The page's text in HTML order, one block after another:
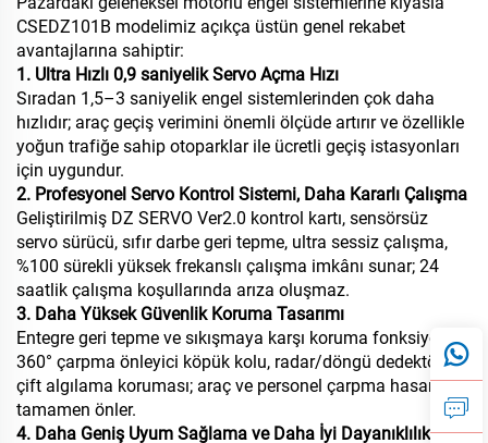
CSEDZ101B modelimiz açıkça üstün genel rekabet
avantajlarına sahiptir:
1. Ultra Hızlı 0,9 saniyelik Servo Açma Hızı
Sıradan 1,5–3 saniyelik engel sistemlerinden çok daha
hızlıdır; araç geçiş verimini önemli ölçüde artırır ve özellikle
yoğun trafiğe sahip otoparklar ile ücretli geçiş istasyonları
için uygundur.
2. Profesyonel Servo Kontrol Sistemi, Daha Kararlı Çalışma
Geliştirilmiş DZ SERVO Ver2.0 kontrol kartı, sensörsüz
servo sürücü, sıfır darbe geri tepme, ultra sessiz çalışma,
%100 sürekli yüksek frekanslı çalışma imkânı sunar; 24
saatlik çalışma koşullarında arıza oluşmaz.
3. Daha Yüksek Güvenlik Koruma Tasarımı
Entegre geri tepme ve sıkışmaya karşı koruma fonksiyonu,
360° çarpma önleyici köpük kolu, radar/döngü dedektörü
çift algılama koruması; araç ve personel çarpma hasarlarını
tamamen önler.
4. Daha Geniş Uyum Sağlama ve Daha İyi Dayanıklılık